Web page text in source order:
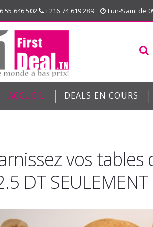
55 646 502 +216 74 619 289 Lun-Sam: de
ACCUEIL | DEALS EN COURS |
vos
DT